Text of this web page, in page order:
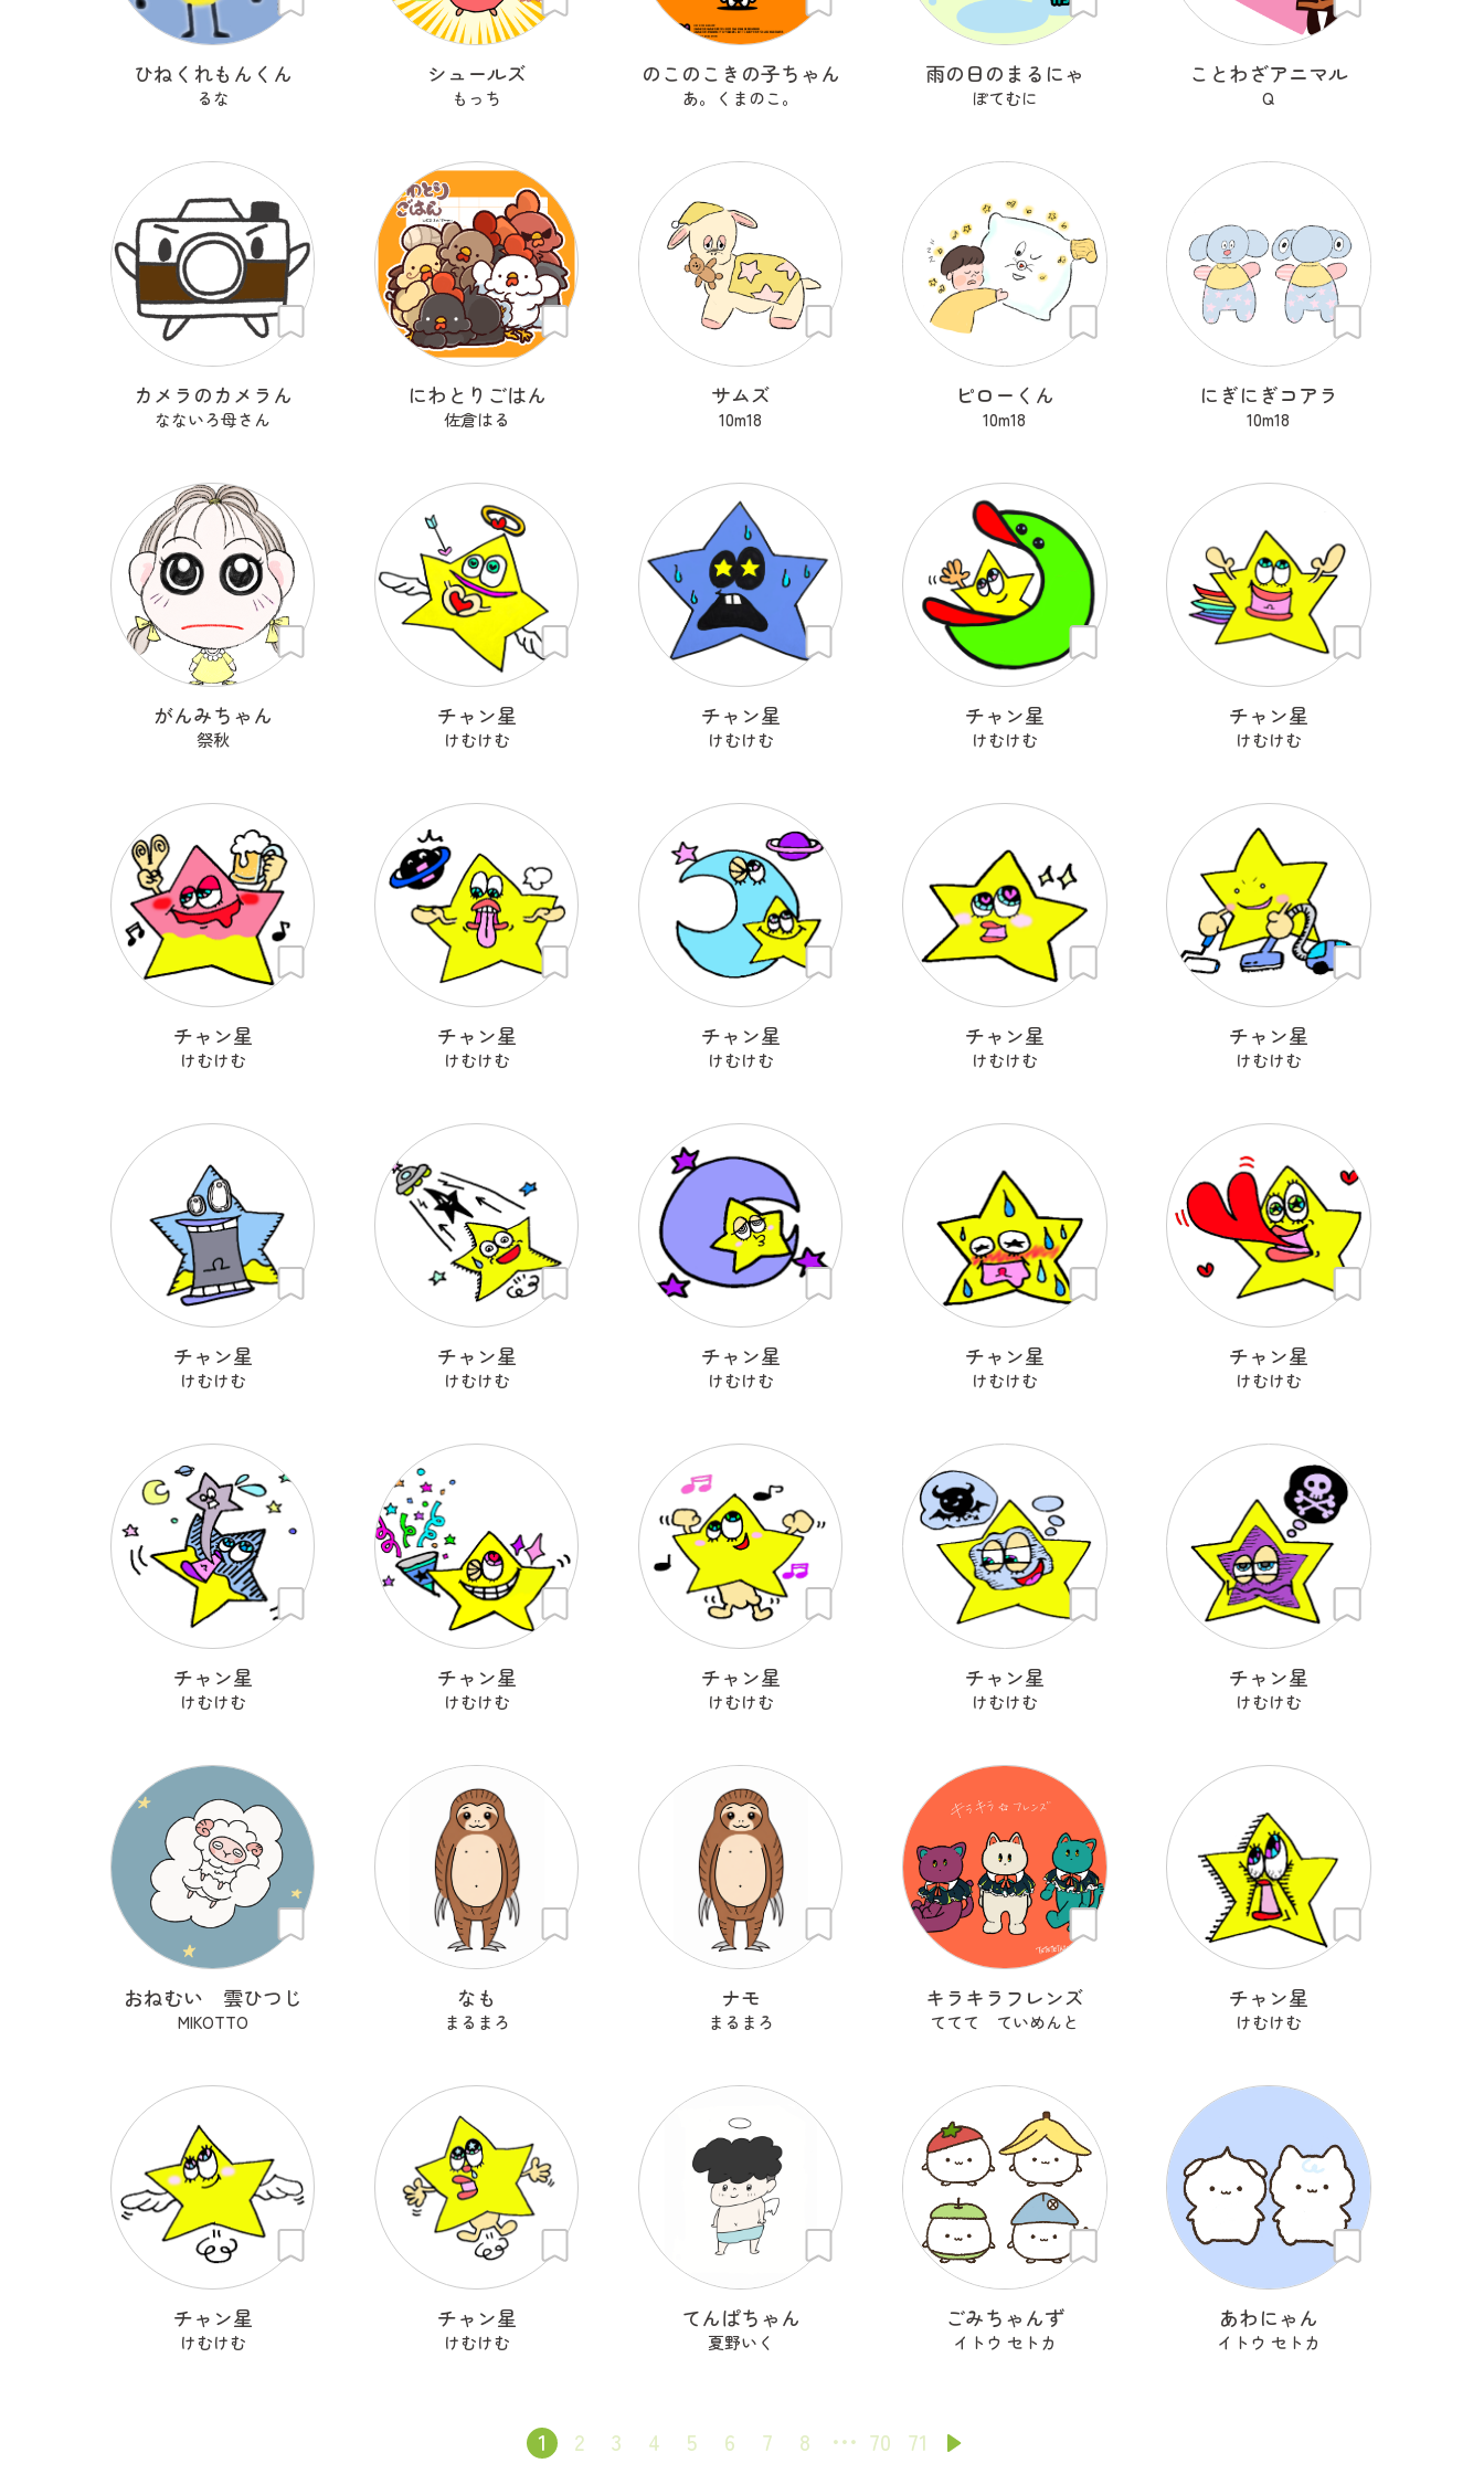
ひねくれもんくん
るな
シュールズ
もっち
のこのこきの子ちゃん
あ。くまのこ。
雨の日のまるにゃ
ぽてむに
ことわざアニマル
Q
カメラのカメラん
なないろ母さん
にわとりごはん
佐倉はる
サムズ
10m18
ピローくん
10m18
にぎにぎコアラ
10m18
がんみちゃん
祭秋
チャン星
けむけむ
チャン星
けむけむ
チャン星
けむけむ
チャン星
けむけむ
チャン星
けむけむ
チャン星
けむけむ
チャン星
けむけむ
チャン星
けむけむ
チャン星
けむけむ
チャン星
けむけむ
チャン星
けむけむ
チャン星
けむけむ
チャン星
けむけむ
チャン星
けむけむ
チャン星
けむけむ
チャン星
けむけむ
チャン星
けむけむ
チャン星
けむけむ
チャン星
けむけむ
おねむい 雲ひつじ
MIKOTTO
なも
まるまろ
ナモ
まるまろ
キラキラフレンズ
ててて ていめんと
チャン星
けむけむ
チャン星
けむけむ
チャン星
けむけむ
てんぱちゃん
夏野いく
ごみちゃんず
イトウ セトカ
あわにゃん
イトウ セトカ
1 2 3 4 5 6 7 8 70 71